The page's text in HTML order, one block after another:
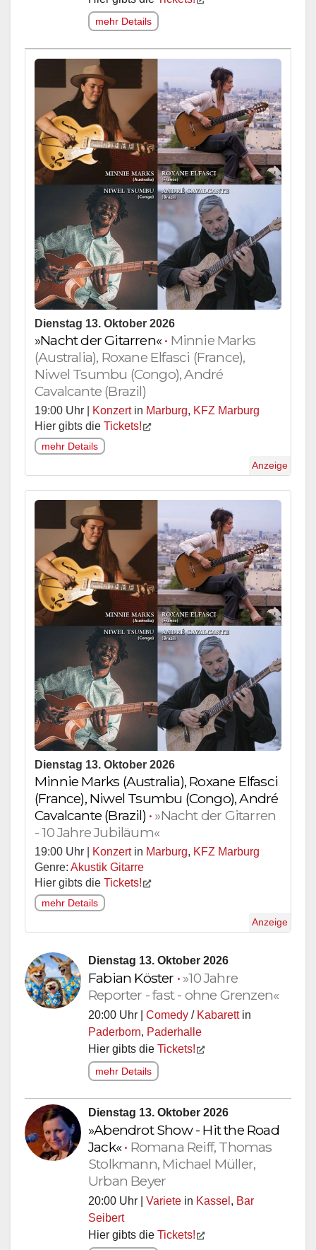
mehr Details
Dienstag 13. Oktober 2026
»Nacht der Gitarren«• Minnie Marks
(Australia), Roxane Elfasci (France),
Niwel Tsumbu (Congo), André
Cavalcante (Brazil)
19:00 Uhr | Konzertin Marburg, KFZ Marburg
Hier gibts die Tickets!
mehr Details
Anzeige
Dienstag 13. Oktober 2026
Minnie Marks (Australia), Roxane Elfasci
(France), Niwel Tsumbu (Congo), André
Cavalcante (Brazil) • »Nacht der Gitarren
- 10 Jahre Jubiläum«
19:00 Uhr | Konzertin Marburg, KFZ Marburg
Genre: Akustik Gitarre
Hier gibts die Tickets!
mehr Details
Anzeige
Dienstag 13. Oktober 2026
Fabian Köster • »10 Jahre
Reporter - fast - ohne Grenzen«
20:00 Uhr | Comedy / Kabarettin
Paderborn, Paderhalle
Hier gibts die Tickets!
mehr Details
Dienstag 13. Oktober 2026
»Abendrot Show - Hit the Road
Jack«• Romana Reiff, Thomas
Stolkmann, Michael Müller,
Urban Beyer
20:00 Uhr | Variete in Kassel , Bar
Seibert
Hier gibts die Tickets!